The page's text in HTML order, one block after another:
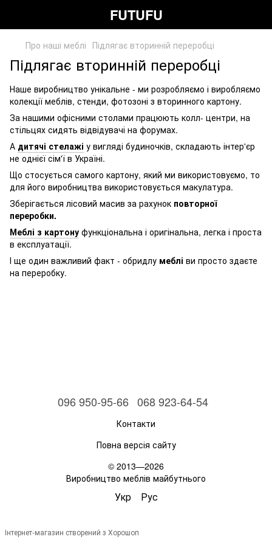
FUTUFU
Про наші меблі Підлягає вторинній переробці
Підлягає вторинній переробці
Наше виробництво унікальне - ми розробляємо і виробляємо
колекції меблів, стенди, фотозоні з вторинного картону.
За нашими офісними столами працюють колл- центри, на
стільцях сидять відвідувачі на форумах.
А дитячі стелажі у вигляді будиночків, складають інтер'єр
не однієї сім'ї в Україні.
Що стосується самого картону, який ми використовуємо, то
для його виробництва використовується макулатура.
Зберігається лісовий масив за рахунок повторної
переробки.
Меблі з картону функціональна і оригінальна, легка і проста
в експлуатації.
І ще один важливий факт - обридлу меблі ви просто здаєте
на переробку.
096 950-95-66 068 923-64-54
Контакти
Повна версія сайту
© 2013—2026
Виробництво меблів майбутнього
Укр Рус
Інтернет-магазин створений з Хорошоп